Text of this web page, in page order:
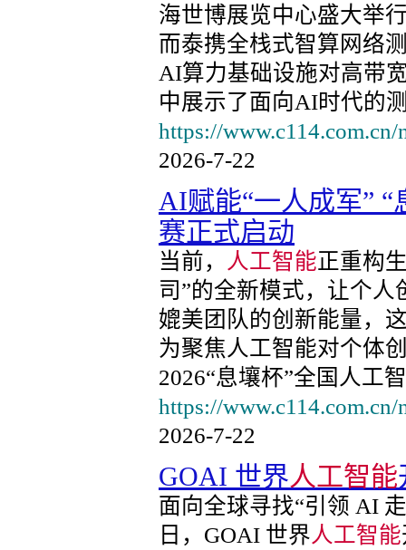
海世博展览中心盛大举
而泰携全栈式智算网络
AI算力基础设施对高带
中展示了面向AI时代的
https://
2026-7-22
AI赋能“一人成军” “
赛正式启动
当前， 人工智能正重构
司”的全新模式，让个
媲美团队的创新能量，
为聚焦人工智能对个体
2026“息壤杯”全国人工
https://
2026-7-22
GOAI 世界人工智能
面向全球寻找“引领 AI
日，GOAI 世界人工智能